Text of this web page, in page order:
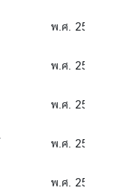
พ.ศ. 2532 –
พ.ศ. 2533 –
พ.ศ. 2535 –
พ.ศ. 2540 –
พ.ศ. 2541 –